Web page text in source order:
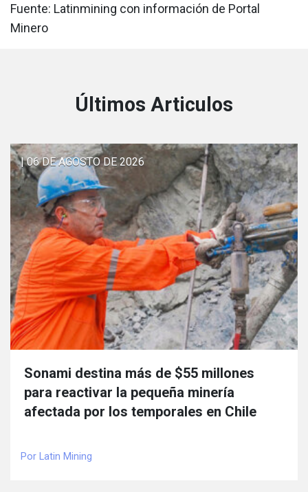
Fuente: Latinmining con información de Portal
Minero
Últimos Articulos
| 06 DE AGOSTO DE 2026
Sonami destina más de $55 millones
para reactivar la pequeña minería
afectada por los temporales en Chile
Por Latin Mining